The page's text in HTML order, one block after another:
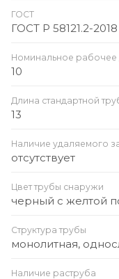
ГОСТ
ГОСТ Р 58121.2-2018
Номинальное рабочее
10
Длина стандартной
13
Наличие удаляемого
отсутствует
Цвет трубы снаружи
черный с желтой
Структура трубы
монолитная,
Наличие раструба